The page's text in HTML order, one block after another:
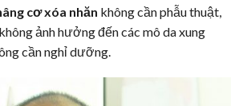
cơ xóa nhăn không cần phẫu thuật,
ảnh hưởng đến các mô da xung
cần nghỉ dưỡng.